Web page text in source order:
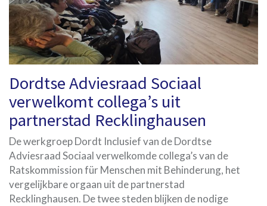
Dordtse Adviesraad Sociaal
verwelkomt collega’s uit
partnerstad Recklinghausen
De werkgroep Dordt Inclusief van de Dordtse
Adviesraad Sociaal verwelkomde collega’s van de
Ratskommission für Menschen mit Behinderung, het
vergelijkbare orgaan uit de partnerstad
Recklinghausen. De twee steden blijken de nodige